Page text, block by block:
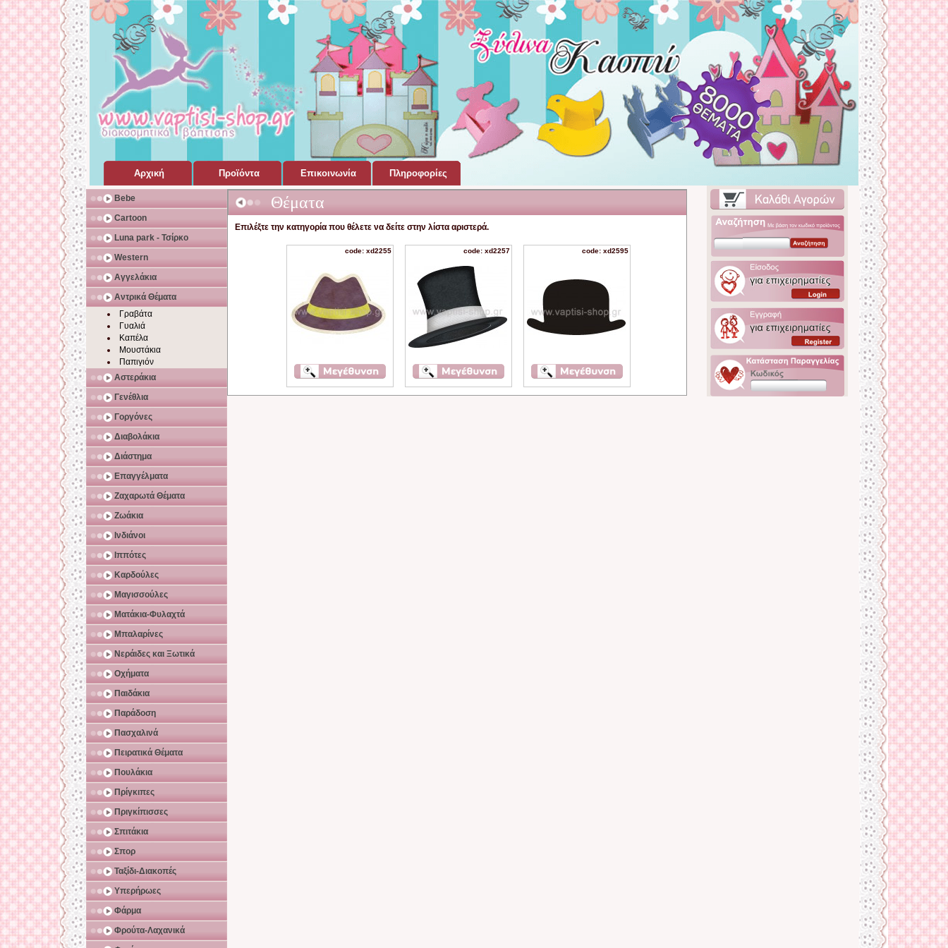
Αρχική
Σελίδα Home Page
Προϊόντα
για Βάπτιση
Επικοινωνία Πληροφορίες
Bebe
Cartoon
Luna park - Τσίρκο
Western
Αγγελάκια
Αντρικά Θέματα
Γραβάτα
Γυαλιά
Καπέλα
Μουστάκια
Παπιγιόν
Αστεράκια
Γενέθλια
Γοργόνες
Διαβολάκια
Διάστημα
Επαγγέλματα
Ζαχαρωτά Θέματα
Ζωάκια
Ινδιάνοι
Ιππότες
Καρδούλες
Μαγισσούλες
Ματάκια-Φυλαχτά
Μπαλαρίνες
Νεράιδες και Ξωτικά
Οχήματα
Παιδάκια
Παράδοση
Πασχαλινά
Πειρατικά Θέματα
Πουλάκια
Πρίγκιπες
Πριγκίπισσες
Σπιτάκια
Σπορ
Ταξίδι-Διακοπές
Υπερήρωες
Φάρμα
Φρούτα-Λαχανικά
Θέματα
Επιλέξτε την κατηγορία που θέλετε να δείτε στην λίστα αριστερά.
code: xd2255 code: xd2257 code: xd2595